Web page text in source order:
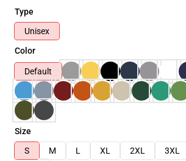
Type
Unisex
Color
Default
Size
S
M L XL 2XL 3XL